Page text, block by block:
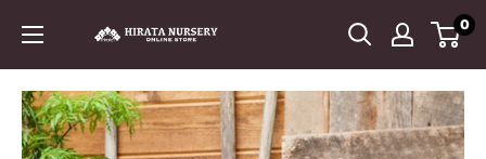
テ
ナ
ー
セ
0